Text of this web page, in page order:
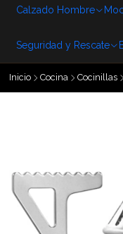
Calzado Hombre
Seguridad y Rescate
Inicio Cocina Cocinillas